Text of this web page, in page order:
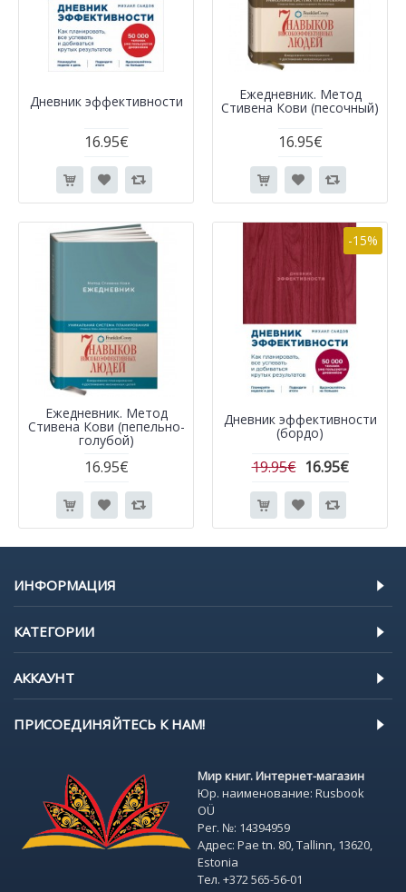
Дневник эффективности
16.95€
Ежедневник. Метод
Стивена Кови (песочный)
16.95€
Ежедневник. Метод
Стивена Кови (пепельно-
голубой)
16.95€
-15%
Дневник эффективности
(бордо)
19.95€ 16.95€
ИНФОРМАЦИЯ
КАТЕГОРИИ
АККАУНТ
ПРИСОЕДИНЯЙТЕСЬ К НАМ!
Мир книг. Интернет-магазин
Юр. наименование: Rusbook
OÜ
Рег. №: 14394959
Адрес: Pae tn. 80, Tallinn, 13620,
Estonia
Тел. +372 565-56-01